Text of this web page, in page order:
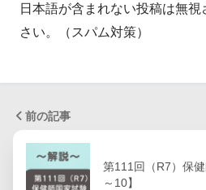
日本語が含まれない投稿は無
さい。（スパム対策）
前の記事
第111回（R7）保
～10】